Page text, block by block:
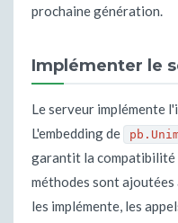
prochaine génération.
Implémenter le
Le serveur implémente
L'embedding de
garantit la compatibilité
méthodes sont ajoutées
les implémente, les